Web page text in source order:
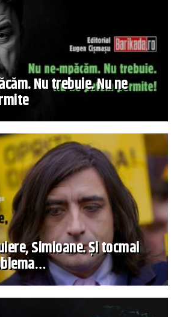
Nu trebuie. Nu ne
Simioane. Și tocmai